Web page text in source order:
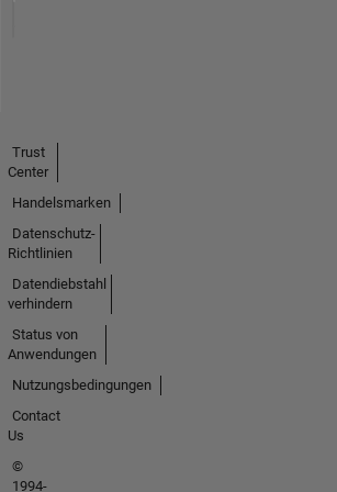
Trust
Center
Handelsmarken
Datenschutz-
Richtlinien
Datendiebstahl
verhindern
Status von
Anwendungen
Nutzungsbedingungen
Contact
Us
©
1994-